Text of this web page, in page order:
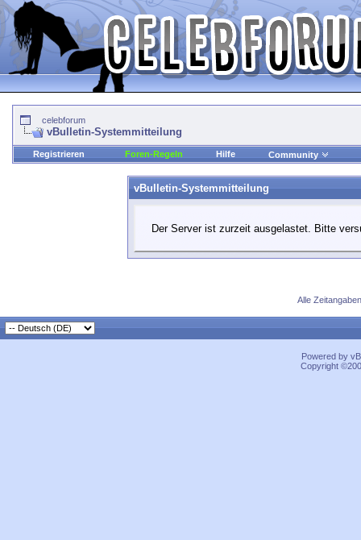
celebforum
vBulletin-Systemmitteilung
Registrieren Foren-Regeln Hilfe Community
vBulletin-Systemmitteilung
Der Server ist zurzeit ausgelastet. Bitte
Alle
Powered by
Copyright